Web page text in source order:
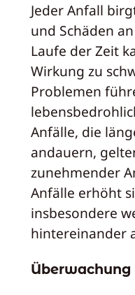
Jeder Anfall
und Schäden
Laufe der Zeit
Wirkung zu
Problemen
Anfälle, die
andauern,
zunehmender
Anfälle erhöht
insbesondere
hintereinander
Überwachung